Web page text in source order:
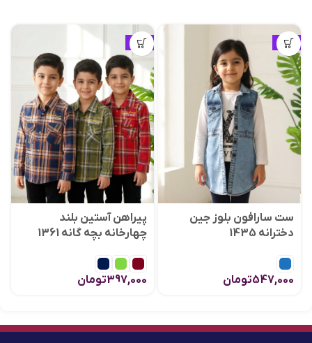
ویژه
ست سارافون بلوز جین
دخترانه 1435
547,000تومان
ویژه
پیراهن آستین بلند
چهارخانه بچه گانه 1361
397,000تومان